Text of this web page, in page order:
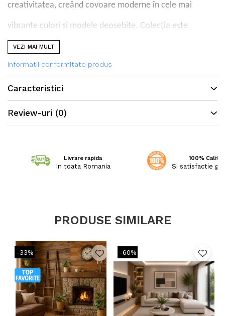
creativitatea, creând covoare moderne în cele mai
vibrante culori și modele deosebite. Colecția este
produsă în calitatea FRIESE, din fire răsucite într-un mod
special, ceea ce permite să confere covoarelor o textură
și strălucire deosebită.
VEZI MAI MULT
Informatii conformitate produs
Caracteristici
Review-uri (0)
Livrare rapida
In toata Romania
100%
Si satisfactie
PRODUSE SIMILARE
-33% -60%